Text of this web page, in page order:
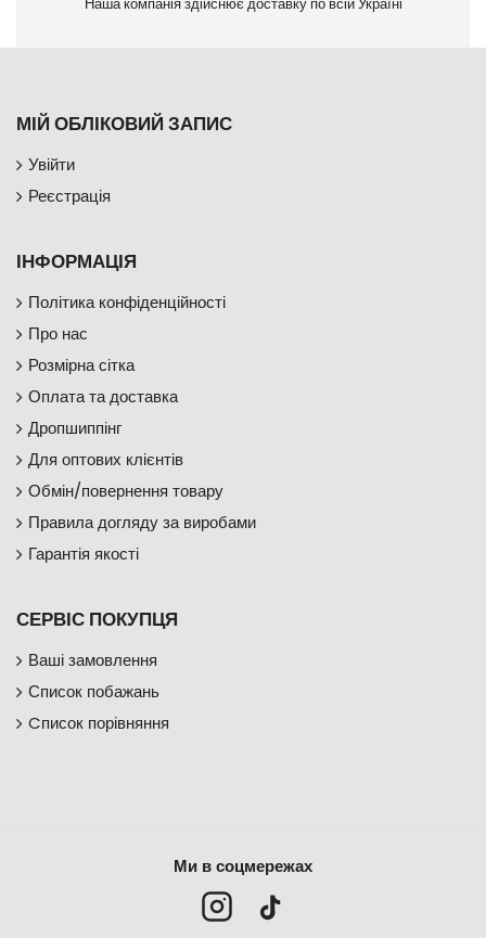
МІЙ ОБЛІКОВИЙ ЗАПИС
Увійти
Реєстрація
ІНФОРМАЦІЯ
Політика конфіденційності
Про нас
Розмірна сітка
Оплата та доставка
Дропшиппінг
Для оптових клієнтів
Обмін/повернення товару
Правила догляду за виробами
Гарантія якості
СЕРВІС ПОКУПЦЯ
Ваші замовлення
Список побажань
Cписок порівняння
Ми в соцмережах